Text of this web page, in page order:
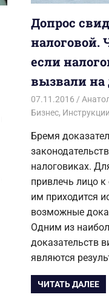
Допрос
налоговой.
если
вызвали на
07.11.2016
Бизнес, Инструкции
Бремя
налоговиках.
привлечь лицо к
им приходится
возможные
Одним из
доказательств
являются
ЧИТАТЬ ДАЛЕЕ